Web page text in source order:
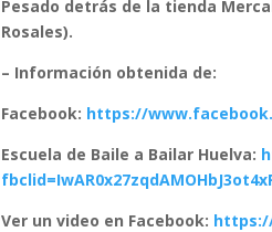
Pesado detrás de la tienda
Rosales).
– Información obtenida de:
Facebook: https://
Escuela de Baile a Bailar Huelva:
Ver un video en Facebook: